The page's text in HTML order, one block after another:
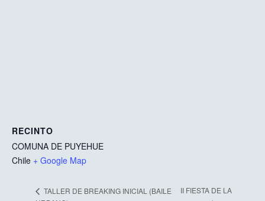
RECINTO
COMUNA DE PUYEHUE
Chile + Google Map
TALLER DE BREAKING INICIAL (BAILE
II FIESTA DE LA